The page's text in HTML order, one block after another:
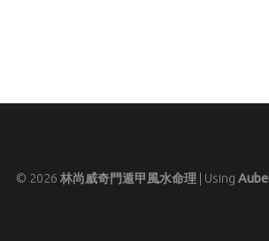
© 2026 林尚威奇門遁甲風水命理 Using